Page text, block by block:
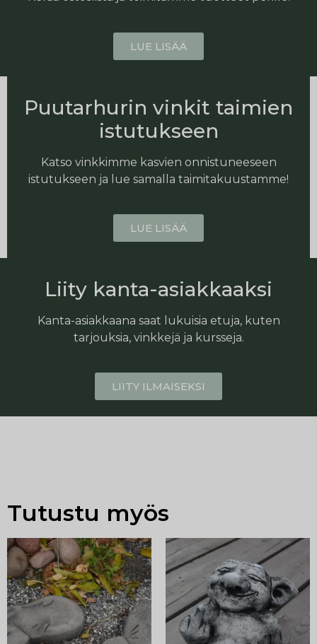
LUE LISÄÄ
Puutarhurin vinkit taimien
istutukseen
Katso vinkkimme kasvien onnistuneeseen
istutukseen ja lue samalla taimitakuustamme!
LUE LISÄÄ
Liity kanta-asiakkaaksi
Kanta-asiakkaana saat lukuisia etuja, kuten
tarjouksia, vinkkejä ja kursseja.
LIITY ILMAISEKSI
Tutustu myös